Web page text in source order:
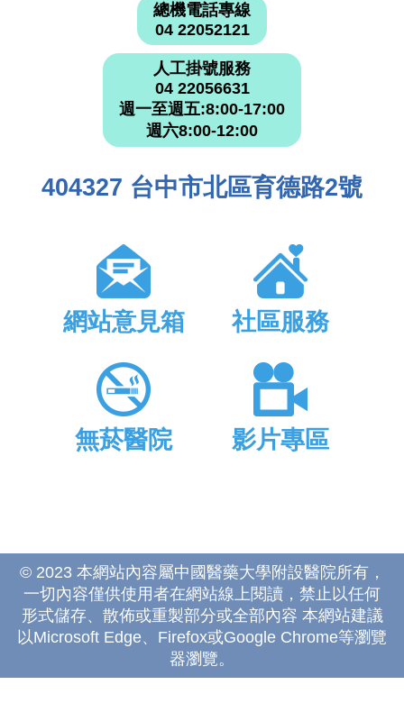
總機電話專線
04 22052121
人工掛號服務
04 22056631
週一至週五:8:00-17:00
週六8:00-12:00
404327 台中市北區育德路2號
網站意見箱 社區服務
無菸醫院 影片專區
© 2023 本網站內容屬中國醫藥大學附設醫院所有，
一切內容僅供使用者在網站線上閱讀，禁止以任何
形式儲存、散佈或重製部分或全部內容 本網站建議
以Microsoft Edge、Firefox或Google Chrome等瀏覽
器瀏覽。